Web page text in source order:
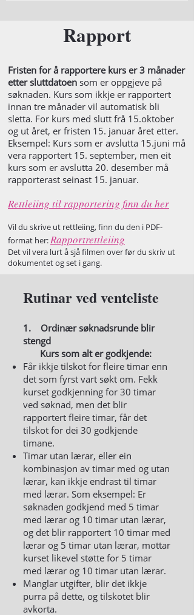
Rapport
Fristen for å rapportere kurs er 3 månader
etter sluttdatoen som er oppgjeve på
søknaden. Kurs som ikkje er rapportert
innan tre månader vil automatisk bli
sletta. For kurs med slutt frå 15.oktober
og ut året, er fristen 15. januar året etter.
Eksempel: Kurs som er avslutta 15.juni må
vera rapportert 15. september, men eit
kurs som er avslutta 20. desember må
rapporterast seinast 15. januar.
Rettleiing til rapportering finn du her
Vil du skrive ut rettleiing, finn du den i PDF-
format her:Rapportrettleiing
Det vil vera lurt å sjå filmen over før du skriv ut
dokumentet og set i gang.
Rutinar ved venteliste
1. Ordinær søknadsrunde blir
stengd
Kurs som alt er godkjende:
Får ikkje tilskot for fleire timar enn
det som fyrst vart søkt om. Fekk
kurset godkjenning for 30 timar
ved søknad, men det blir
rapportert fleire timar, får det
tilskot for dei 30 godkjende
timane.
Timar utan lærar, eller ein
kombinasjon av timar med og utan
lærar, kan ikkje endrast til timar
med lærar. Som eksempel: Er
søknaden godkjend med 5 timar
med lærar og 10 timar utan lærar,
og det blir rapportert 10 timar med
lærar og 5 timar utan lærar, mottar
kurset likevel støtte for 5 timar
med lærar og 10 timar utan lærar.
Manglar utgifter, blir det ikkje
purra på dette, og tilskotet blir
avkorta.